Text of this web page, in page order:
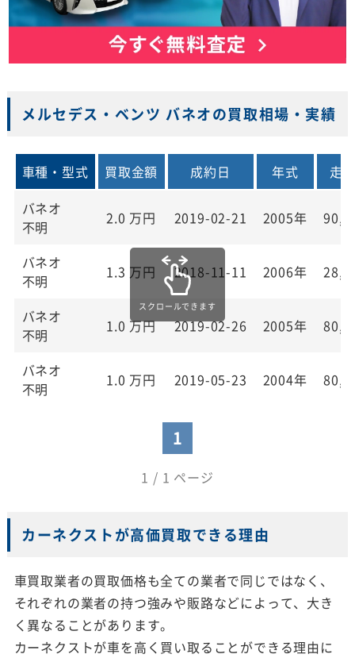
メルセデス・ベンツ バネオの買取相場・実績
車種・型式 買取金額 成約日 年式
走
バネオ
不明
2.0 万円 2019-02-21 2005年
バネオ
不明
1.3 万円 2018-11-11 2006年
バネオ
不明
1.0 万円 2019-02-26 2005年
バネオ
不明
1.0 万円 2019-05-23 2004年
1
1 / 1 ページ
カーネクストが高価買取できる理由
車買取業者の買取価格も全ての業者で同じではなく、
それぞれの業者の持つ強みや販路などによって、大き
く異なることがあります。
カーネクストが車を高く買い取ることができる理由に